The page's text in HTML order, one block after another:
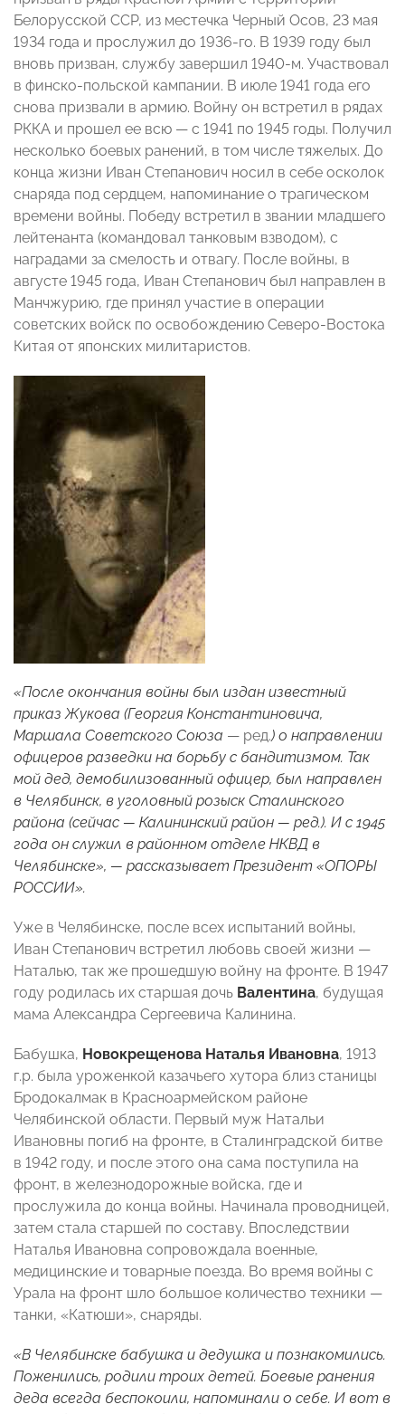
Белорусской ССР, из местечка Черный Осов, 23 мая
1934 года и прослужил до 1936-го. В 1939 году был
вновь призван, службу завершил 1940-м. Участвовал
в финско-польской кампании. В июле 1941 года его
снова призвали в армию. Войну он встретил в рядах
РККА и прошел ее всю — с 1941 по 1945 годы. Получил
несколько боевых ранений, в том числе тяжелых. До
конца жизни Иван Степанович носил в себе осколок
снаряда под сердцем, напоминание о трагическом
времени войны. Победу встретил в звании младшего
лейтенанта (командовал танковым взводом), с
наградами за смелость и отвагу. После войны, в
августе 1945 года, Иван Степанович был направлен в
Манчжурию, где принял участие в операции
советских войск по освобождению Северо-Востока
Китая от японских милитаристов.
«После окончания войны был издан известный
приказ Жукова (Георгия Константиновича,
Маршала Советского Союза — ред.) о направлении
офицеров разведки на борьбу с бандитизмом. Так
мой дед, демобилизованный офицер, был направлен
в Челябинск, в уголовный розыск Сталинского
района (сейчас — Калининский район — ред.). И с 1945
года он служил в районном отделе НКВД в
Челябинске», — рассказывает Президент «ОПОРЫ
РОССИИ».
Уже в Челябинске, после всех испытаний войны,
Иван Степанович встретил любовь своей жизни —
Наталью, так же прошедшую войну на фронте. В 1947
году родилась их старшая дочь Валентина, будущая
мама Александра Сергеевича Калинина.
Бабушка, Новокрещенова Наталья Ивановна, 1913
г.р. была уроженкой казачьего хутора близ станицы
Бродокалмак в Красноармейском районе
Челябинской области. Первый муж Натальи
Ивановны погиб на фронте, в Сталинградской битве
в 1942 году, и после этого она сама поступила на
фронт, в железнодорожные войска, где и
прослужила до конца войны. Начинала проводницей,
затем стала старшей по составу. Впоследствии
Наталья Ивановна сопровождала военные,
медицинские и товарные поезда. Во время войны с
Урала на фронт шло большое количество техники —
танки, «Катюши», снаряды.
«В Челябинске бабушка и дедушка и познакомились.
Поженились, родили троих детей. Боевые ранения
деда всегда беспокоили, напоминали о себе. И вот в